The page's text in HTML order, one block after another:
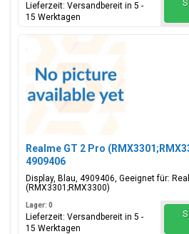
Lieferzeit: Versandbereit in 5 -
15 Werktagen
Realme GT 2 Pro
4909406
Display, Blau, 4909406, Geeignet für:
(RMX3301;RMX3300)
Lager: 0
Lieferzeit: Versandbereit in 5 -
15 Werktagen